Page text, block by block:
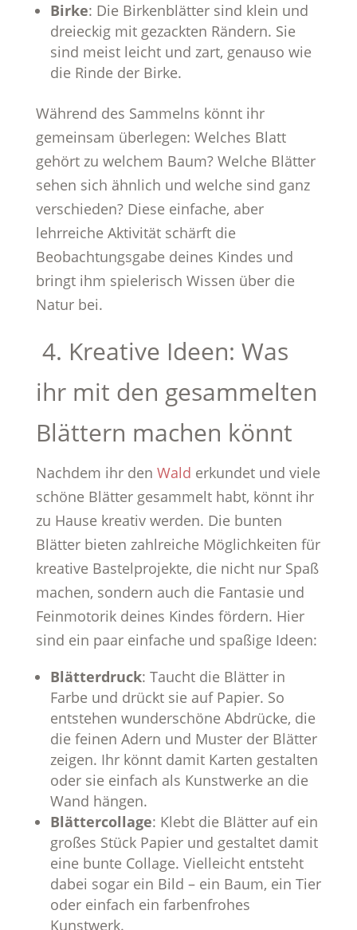
Birke: Die Birkenblätter sind klein und
dreieckig mit gezackten Rändern. Sie
sind meist leicht und zart, genauso wie
die Rinde der Birke.
Während des Sammelns könnt ihr
gemeinsam überlegen: Welches Blatt
gehört zu welchem Baum? Welche Blätter
sehen sich ähnlich und welche sind ganz
verschieden? Diese einfache, aber
lehrreiche Aktivität schärft die
Beobachtungsgabe deines Kindes und
bringt ihm spielerisch Wissen über die
Natur bei.
4. Kreative Ideen: Was
ihr mit den gesammelten
Blättern machen könnt
Nachdem ihr den Wald erkundet und viele
schöne Blätter gesammelt habt, könnt ihr
zu Hause kreativ werden. Die bunten
Blätter bieten zahlreiche Möglichkeiten für
kreative Bastelprojekte, die nicht nur Spaß
machen, sondern auch die Fantasie und
Feinmotorik deines Kindes fördern. Hier
sind ein paar einfache und spaßige Ideen:
Blätterdruck: Taucht die Blätter in
Farbe und drückt sie auf Papier. So
entstehen wunderschöne Abdrücke, die
die feinen Adern und Muster der Blätter
zeigen. Ihr könnt damit Karten gestalten
oder sie einfach als Kunstwerke an die
Wand hängen.
Blättercollage: Klebt die Blätter auf ein
großes Stück Papier und gestaltet damit
eine bunte Collage. Vielleicht entsteht
dabei sogar ein Bild – ein Baum, ein Tier
oder einfach ein farbenfrohes
Kunstwerk.